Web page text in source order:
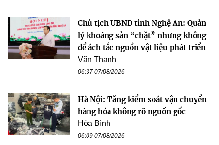
Chủ tịch UBND tỉnh Nghệ An: Quản
lý khoáng sản “chặt” nhưng không
để ách tắc nguồn vật liệu phát triển
Văn Thanh
06:37 07/08/2026
Hà Nội: Tăng kiểm soát vận chuyển
hàng hóa không rõ nguồn gốc
Hòa Bình
06:09 07/08/2026